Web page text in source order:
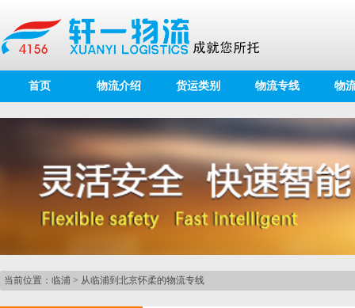
首页 物流介绍 货运类别 物流专线 物
当前位置： 临浦 > 从临浦到北京怀柔的物流专线